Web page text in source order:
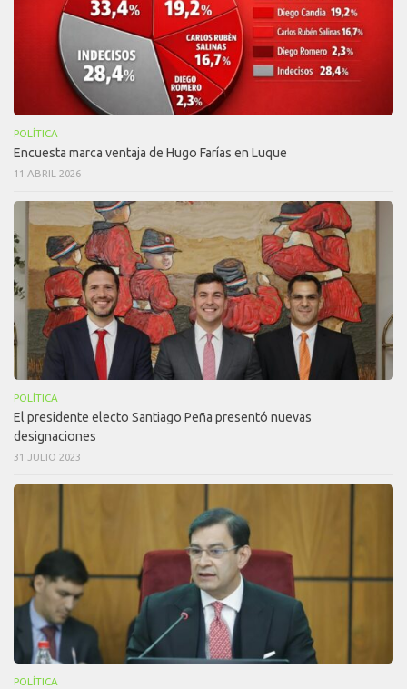
POLÍTICA
Encuesta marca ventaja de Hugo Farías en Luque
11 ABRIL 2026
POLÍTICA
El presidente electo Santiago Peña presentó nuevas
designaciones
31 JULIO 2023
POLÍTICA